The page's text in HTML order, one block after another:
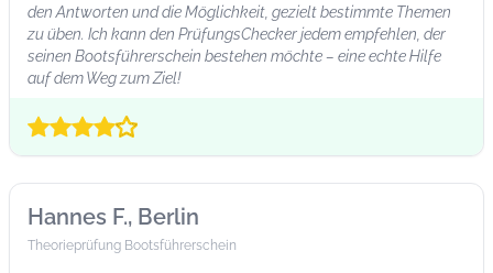
den Antworten und die Möglichkeit, gezielt bestimmte Themen
zu üben. Ich kann den PrüfungsChecker jedem empfehlen, der
seinen Bootsführerschein bestehen möchte – eine echte Hilfe
auf dem Weg zum Ziel!
Hannes F., Berlin
Theorieprüfung Bootsführerschein